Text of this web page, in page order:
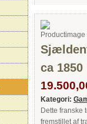
ca 1850
Kategori:
Dette franske
fremstillet af